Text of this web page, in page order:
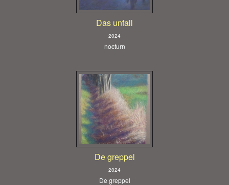
Das unfall
2024
nocturn
De greppel
2024
De greppel